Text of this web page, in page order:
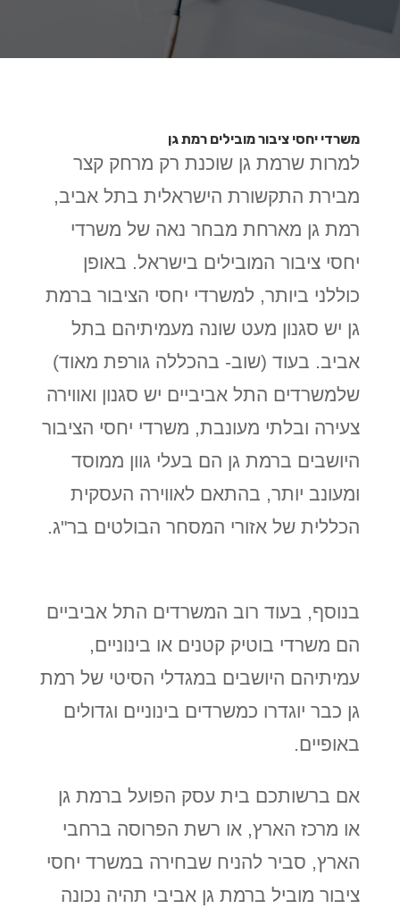
משרדי יחסי ציבור מובילים רמת גן
למרות שרמת גן שוכנת רק מרחק קצר
מבירת התקשורת הישראלית בתל אביב,
רמת גן מארחת מבחר נאה של משרדי
יחסי ציבור המובילים בישראל. באופן
כוללני ביותר, למשרדי יחסי הציבור ברמת
גן יש סגנון מעט שונה מעמיתיהם בתל
אביב. בעוד (שוב- בהכללה גורפת מאוד)
שלמשרדים התל אביביים יש סגנון ואווירה
צעירה ובלתי מעונבת, משרדי יחסי הציבור
היושבים ברמת גן הם בעלי גוון ממוסד
ומעונב יותר, בהתאם לאווירה העסקית
הכללית של אזורי המסחר הבולטים בר"ג.
בנוסף, בעוד רוב המשרדים התל אביביים
הם משרדי בוטיק קטנים או בינוניים,
עמיתיהם היושבים במגדלי הסיטי של רמת
גן כבר יוגדרו כמשרדים בינוניים וגדולים
באופיים.
אם ברשותכם בית עסק הפועל ברמת גן
או מרכז הארץ, או רשת הפרוסה ברחבי
הארץ, סביר להניח שבחירה במשרד יחסי
ציבור מוביל ברמת גן אביבי תהיה נכונה